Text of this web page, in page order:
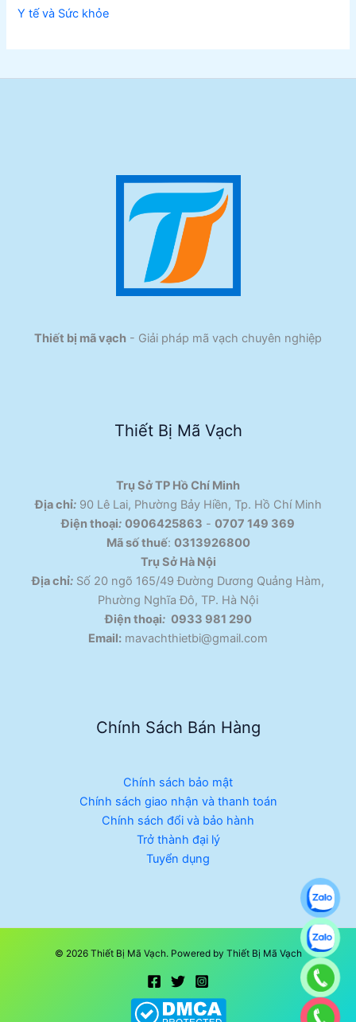
Y tế và Sức khỏe
Thiết bị mã vạch - Giải pháp mã vạch chuyên nghiệp
Thiết Bị Mã Vạch
Trụ Sở TP Hồ Chí Minh
Địa chỉ:90 Lê Lai, Phường Bảy Hiền, Tp. Hồ Chí Minh
Điện thoại: 0906425863 - 0707 149 369
Mã số thuế: 0313926800
Trụ Sở Hà Nội
Địa chỉ: Số 20 ngõ 165/49 Đường Dương Quảng Hàm,
Phường Nghĩa Đô, TP. Hà Nội
Điện thoại: 0933 981 290
Email: mavachthietbi@gmail.com
Chính Sách Bán Hàng
Chính sách bảo mật
Chính sách giao nhận và thanh toán
Chính sách đổi và bảo hành
Trở thành đại lý
Tuyển dụng
© 2026 Thiết Bị Mã Vạch. Powered by Thiết Bị Mã Vạch